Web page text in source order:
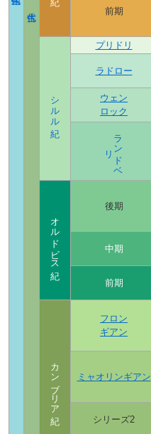
前期
シルル紀
プリドリ
ラドロー
ウェン
ロック
ラ
ン
ド
ベ
リ
オルドビス紀
後期
中期
前期
カンブリア紀
フロン
ギアン
ミャオリンギアン
シリーズ2